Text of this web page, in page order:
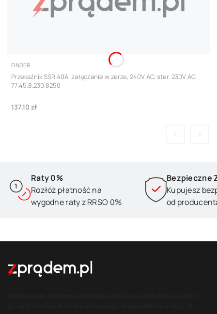
PRODUCENT
FINDER
Przekaźnik SSR 40A, załączanie w zerze, 240V AC, ster. 230V AC
77.45.8.230.8250
Cena
137,10 zł
Raty 0%
Rozłóż płatność na
wygodne raty z RRSO 0%
Bezpieczne
Kupujesz
od